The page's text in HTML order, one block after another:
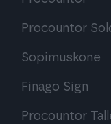
Procountor
Sopimuskone
Finago Sign
Procountor